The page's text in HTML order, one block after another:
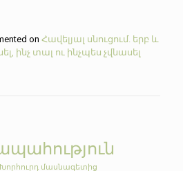
onՀավելյալ սնուցում. երբ և
ինչ տալ ու ինչպես չվնասել
Խորհուրդ մասնագետից